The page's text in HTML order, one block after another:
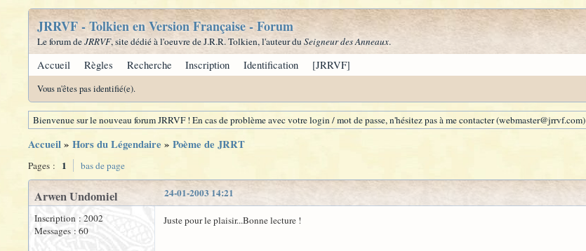
JRRVF - Tolkien en Version Française - Forum
Le forum deJRRVF, site dédié à l'oeuvre de J.R.R. Tolkien, l'auteur du Seigneur des Anneaux.
Accueil Règles Recherche Inscription Identification [JRRVF]
Vous n'êtes pas identifié(e).
Bienvenue sur le nouveau forum JRRVF ! En cas de problème avec votre login / mot de passe, n'hésitez pas à me contacter (webmaster@jrrvf.com)
Accueil» Hors du Légendaire » Poème de JRRT
Pages : 1 bas de page
24-01-2003 14:21
Arwen Undomiel
Inscription : 2002
Messages : 60
Juste pour le plaisir...Bonne lecture !